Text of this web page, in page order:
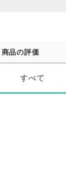
商品の評価
すべて